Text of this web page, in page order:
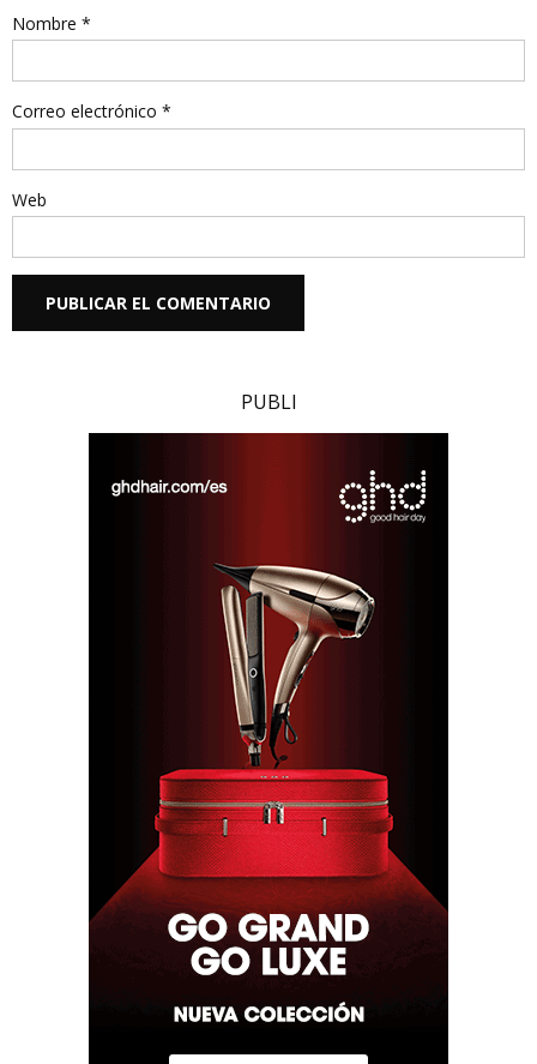
Nombre *
Correo electrónico *
Web
PUBLI